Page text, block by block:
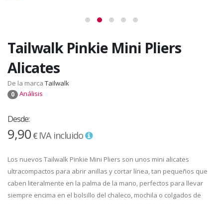
Tailwalk Pinkie Mini Pliers
Alicates
De la marca Tailwalk
0 Análisis
Desde:
9,90€ IVA incluido
Los nuevos Tailwalk Pinkie Mini Pliers son unos mini alicates
ultracompactos para abrir anillas y cortar línea, tan pequeños que
caben literalmente en la palma de la mano, perfectos para llevar
siempre encima en el bolsillo del chaleco, mochila o colgados de